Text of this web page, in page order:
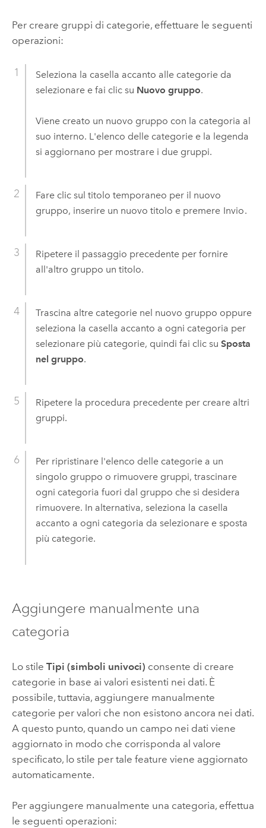
Per creare gruppi di categorie, effettuare le seguenti
operazioni:
Seleziona la casella accanto alle categorie da
selezionare e fai clic su Nuovo gruppo.
Viene creato un nuovo gruppo con la categoria al
suo interno. L'elenco delle categorie e la legenda
si aggiornano per mostrare i due gruppi.
Fare clic sul titolo temporaneo per il nuovo
gruppo, inserire un nuovo titolo e premere Invio.
Ripetere il passaggio precedente per fornire
all'altro gruppo un titolo.
Trascina altre categorie nel nuovo gruppo oppure
seleziona la casella accanto a ogni categoria per
selezionare più categorie, quindi fai clic su Sposta
nel gruppo.
Ripetere la procedura precedente per creare altri
gruppi.
Per ripristinare l'elenco delle categorie a un
singolo gruppo o rimuovere gruppi, trascinare
ogni categoria fuori dal gruppo che si desidera
rimuovere. In alternativa, seleziona la casella
accanto a ogni categoria da selezionare e sposta
più categorie.
Aggiungere manualmente una
categoria
Lo stile Tipi (simboli univoci) consente di creare
categorie in base ai valori esistenti nei dati. È
possibile, tuttavia, aggiungere manualmente
categorie per valori che non esistono ancora nei dati.
A questo punto, quando un campo nei dati viene
aggiornato in modo che corrisponda al valore
specificato, lo stile per tale feature viene aggiornato
automaticamente.
Per aggiungere manualmente una categoria, effettua
le seguenti operazioni: